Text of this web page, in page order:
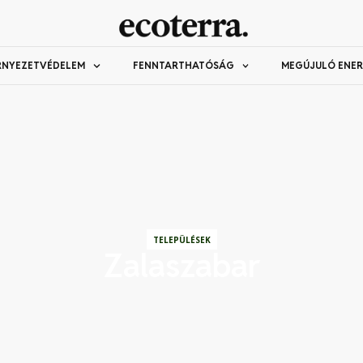
FENNTARTHATÓSÁG MEGÚJULÓ
TELEPÜLÉSEK